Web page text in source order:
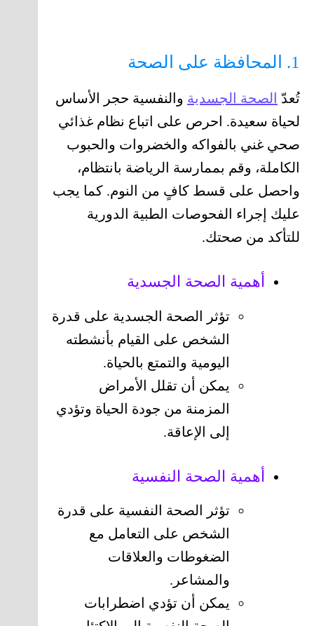
1. المحافظة على الصحة
تُعدّ الصحة الجسدية والنفسية حجر الأساس
لحياة سعيدة. احرص على اتباع نظام غذائي
صحي غني بالفواكه والخضروات والحبوب
الكاملة، وقم بممارسة الرياضة بانتظام،
واحصل على قسط كافٍ من النوم. كما يجب
عليك إجراء الفحوصات الطبية الدورية
للتأكد من صحتك.
أهمية الصحة الجسدية
تؤثر الصحة الجسدية على قدرة
الشخص على القيام بأنشطته
اليومية والتمتع بالحياة.
يمكن أن تقلل الأمراض
المزمنة من جودة الحياة وتؤدي
إلى الإعاقة.
أهمية الصحة النفسية
تؤثر الصحة النفسية على قدرة
الشخص على التعامل مع
الضغوطات والعلاقات
والمشاعر.
يمكن أن تؤدي اضطرابات